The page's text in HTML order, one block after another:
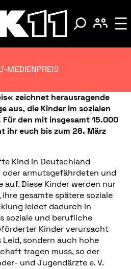
MEDIENPREIS
zeichnet herausragende
aus, die Kinder im sozialen
den mit insgesamt 15.000
ihr euch bis zum 28. März
Kind in Deutschland
oder armutsgefährdeten und
auf. Diese Kinder werden nur
gesamte spätere soziale
leidet dadurch in
soziale und berufliche
Kinder verursacht
sondern auch hohe
tragen muss, so der
und Jugendärzte e. V.